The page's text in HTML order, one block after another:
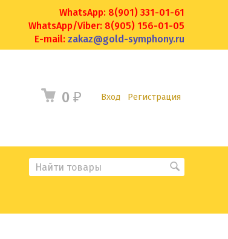
WhatsApp: 8(901) 331-01-61
WhatsApp/Viber: 8(905) 156-01-05
E-mail: zakaz@gold-symphony.ru
Вход Регистрация
0 ₽